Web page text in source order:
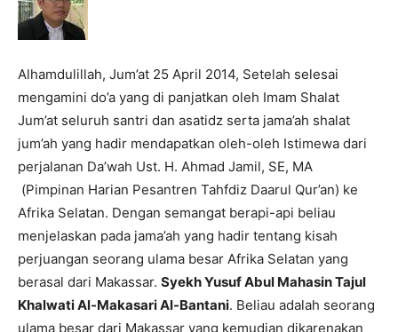
Alhamdulillah, Jum’at 25 April 2014, Setelah selesai
mengamini do’a yang di panjatkan oleh Imam Shalat
Jum’at seluruh santri dan asatidz serta jama’ah shalat
jum’ah yang hadir mendapatkan oleh-oleh Istimewa dari
perjalanan Da’wah Ust. H. Ahmad Jamil, SE, MA
(Pimpinan Harian Pesantren Tahfdiz Daarul Qur’an) ke
Afrika Selatan. Dengan semangat berapi-api beliau
menjelaskan pada jama’ah yang hadir tentang kisah
perjuangan seorang ulama besar Afrika Selatan yang
berasal dari Makassar. Syekh Yusuf Abul Mahasin Tajul
Khalwati Al-Makasari Al-Bantani. Beliau adalah seorang
ulama besar dari Makassar yang kemudian dikarenakan